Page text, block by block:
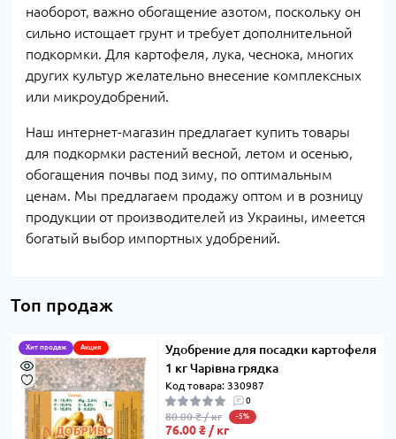
наоборот, важно обогащение азотом, поскольку он
сильно истощает грунт и требует дополнительной
подкормки. Для картофеля, лука, чеснока, многих
других культур желательно внесение комплексных
или микроудобрений.
Наш интернет-магазин предлагает купить товары
для подкормки растений весной, летом и осенью,
обогащения почвы под зиму, по оптимальным
ценам. Мы предлагаем продажу оптом и в розницу
продукции от производителей из Украины, имеется
богатый выбор импортных удобрений.
Топ продаж
Хит продаж Акция
Удобрение для посадки картофеля
1 кг Чарівна грядка
Код товара: 330987
0
80.00 ₴ / кг -5%
76.00 ₴ / кг